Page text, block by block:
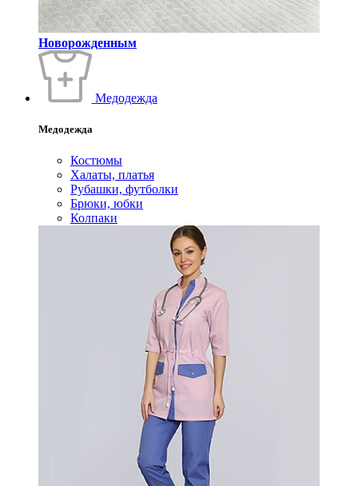
Новорожденным
Медодежда
Медодежда
Костюмы
Халаты, платья
Рубашки, футболки
Брюки, юбки
Колпаки